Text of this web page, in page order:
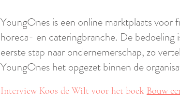
YoungOnes is een online marktplaats
horeca- en cateringbranche. De bedoeling
eerste stap naar ondernemerschap, zo
YoungOnes het opgezet binnen de
Interview Koos de Wilt voor het boek Bouw